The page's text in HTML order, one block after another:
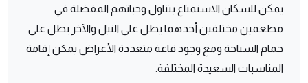
يمكن للسكان الاستمتاع بتناول وجباتهم المفضلة في
مطعمين مختلفين أحدهما يطل على النيل والآخر يطل على
حمام السباحة ومع وجود قاعة متعددة الأغراض يمكن إقامة
المناسبات السعيدة المختلفة.